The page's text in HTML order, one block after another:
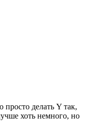
делать Y так,
хоть немного, но